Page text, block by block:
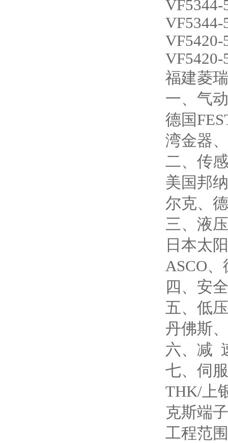
VF5344-
VF5344-
VF5420-
VF5420-
福建菱
一、气
德国
湾金器
二、传
美国邦
尔克、
三、液
日本太
ASCO
四、安
五、低
丹佛斯
六、减
七、伺
THK/上
克斯端子
工程范